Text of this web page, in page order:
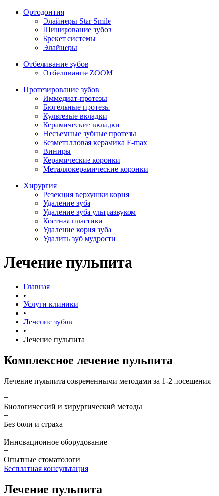
Ортодонтия
Элайнеры Star Smile
Шинирование зубов
Брекет системы
Элайнеры
Отбеливание зубов
Отбеливание ZOOM
Протезирование зубов
Иммедиат-протезы
Бюгельные протезы
Культевые вкладки
Керамические вкладки
Несъемные зубные протезы
Безметалловая керамика E-max
Виниры
Керамические коронки
Металлокерамические коронки
Хирургия
Резекция верхушки корня
Удаление зуба
Удаление зуба ультразвуком
Костная пластика
Удаление корня зуба
Удалить зуб мудрости
Лечение пульпита
Главная
•
Услуги клиники
•
Лечение зубов
•
Лечение пульпита
Комплексное лечение пульпита
Лечение пульпита современными методами за 1-2 посещения
+
Биологический и хирургический методы
+
Без боли и страха
+
Инновационное оборудование
+
Опытные стоматологи
Бесплатная консультация
Лечение пульпита